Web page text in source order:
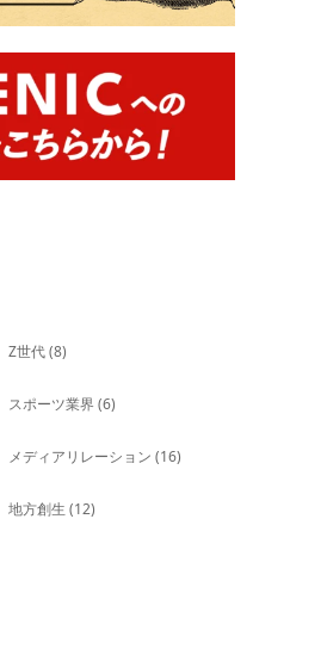
Z世代(8)
スポーツ業界 (6)
メディアリレーション (16)
地方創生 (12)